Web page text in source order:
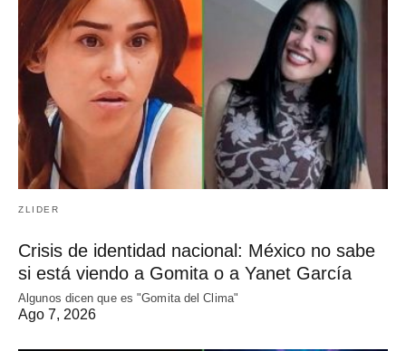
ZLIDER
Crisis de identidad nacional: México no sabe
si está viendo a Gomita o a Yanet García
Algunos dicen que es "Gomita del Clima"
Ago 7, 2026